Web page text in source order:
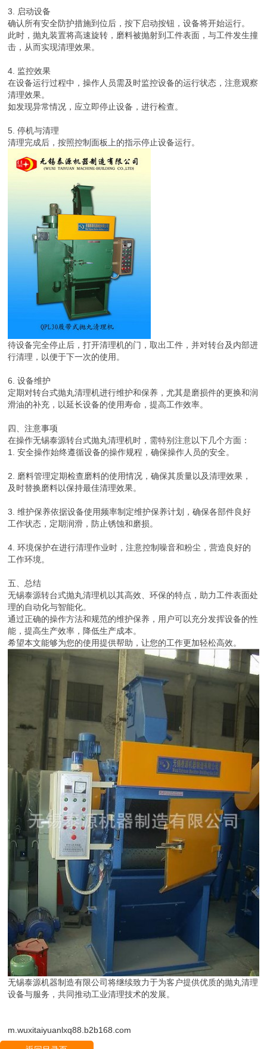
3. 启动设备
确认所有安全防护措施到位后，按下启动按钮，设备将开始运行。
此时，抛丸装置将高速旋转，磨料被抛射到工件表面，与工件发生撞
击，从而实现清理效果。
4. 监控效果
在设备运行过程中，操作人员需及时监控设备的运行状态，注意观察
清理效果。
如发现异常情况，应立即停止设备，进行检查。
5. 停机与清理
清理完成后，按照控制面板上的指示停止设备运行。
待设备完全停止后，打开清理机的门，取出工件，并对转台及内部进
行清理，以便于下一次的使用。
6. 设备维护
定期对转台式抛丸清理机进行维护和保养，尤其是磨损件的更换和润
滑油的补充，以延长设备的使用寿命，提高工作效率。
四、注意事项
在操作无锡泰源转台式抛丸清理机时，需特别注意以下几个方面：
1. 安全操作始终遵循设备的操作规程，确保操作人员的安全。
2. 磨料管理定期检查磨料的使用情况，确保其质量以及清理效果，
及时替换磨料以保持最佳清理效果。
3. 维护保养依据设备使用频率制定维护保养计划，确保各部件良好
工作状态，定期润滑，防止锈蚀和磨损。
4. 环境保护在进行清理作业时，注意控制噪音和粉尘，营造良好的
工作环境。
五、总结
无锡泰源转台式抛丸清理机以其高效、环保的特点，助力工件表面处
理的自动化与智能化。
通过正确的操作方法和规范的维护保养，用户可以充分发挥设备的性
能，提高生产效率，降低生产成本。
希望本文能够为您的使用提供帮助，让您的工作更加轻松高效。
无锡泰源机器制造有限公司将继续致力于为客户提供优质的抛丸清理
设备与服务，共同推动工业清理技术的发展。
m.wuxitaiyuanlxq88.b2b168.com